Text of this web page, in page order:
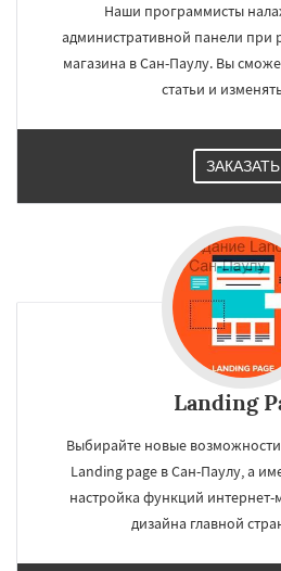
Наши программисты
административной панели при
магазина в Сан-Паулу. Вы
статьи и
ЗАКАЗАТЬ
Landing
Выбирайте новые возможности
Landing page в Сан-Паулу, а
настройка функций интернет-
дизайна главной